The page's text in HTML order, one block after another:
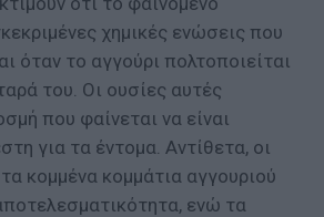
χημικές ενώσεις που
όταν το αγγούρι πολτοποιείται
του. Οι ουσίες αυτές
που φαίνεται να είναι
για τα έντομα. Αντίθετα, οι
κομμένα κομμάτια αγγουριού
ενώ τα